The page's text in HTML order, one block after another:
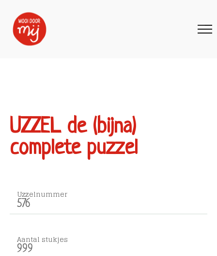
UZZEL de (bijna)
complete puzzel
Uzzelnummer
576
Aantal stukjes
999